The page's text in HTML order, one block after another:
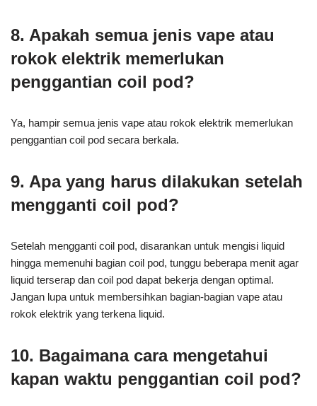
8. Apakah semua jenis vape atau
rokok elektrik memerlukan
penggantian coil pod?
Ya, hampir semua jenis vape atau rokok elektrik memerlukan
penggantian coil pod secara berkala.
9. Apa yang harus dilakukan setelah
mengganti coil pod?
Setelah mengganti coil pod, disarankan untuk mengisi liquid
hingga memenuhi bagian coil pod, tunggu beberapa menit agar
liquid terserap dan coil pod dapat bekerja dengan optimal.
Jangan lupa untuk membersihkan bagian-bagian vape atau
rokok elektrik yang terkena liquid.
10. Bagaimana cara mengetahui
kapan waktu penggantian coil pod?